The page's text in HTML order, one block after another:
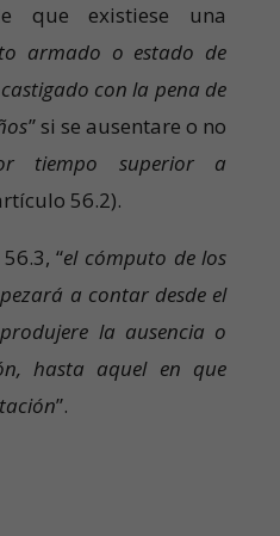
que existiese una
armado o estado de
con la pena de
” si se ausentare o no
tiempo superior a
56.2).
“el cómputo de los
a contar desde el
la ausencia o
hasta aquel en que
”.